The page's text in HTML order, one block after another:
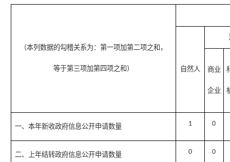
（本列数据的勾稽关系为：第一项加第二项之和，
等于第三项加第四项之和） 自然人 商业
企业
一、本年新收政府信息公开申请数量 1 0
二、上年结转政府信息公开申请数量 0 0